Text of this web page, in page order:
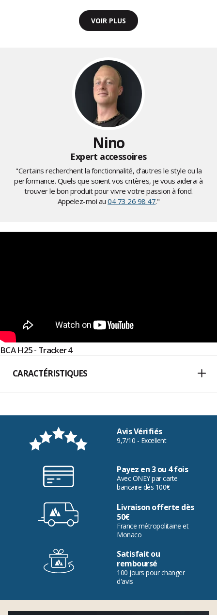
VOIR PLUS
Nino
Expert accessoires
"Certains recherchent la fonctionnalité, d’autres le style ou la
performance. Quels que soient vos critères, je vous aiderai à
trouver le bon produit pour vivre votre passion à fond.
Appelez-moi au04 73 26 98 47."
BCA H25 - Tracker 4
CARACTÉRISTIQUES
Avis Vérifiés
9,7/10 - Excellent
Payez en 3 ou 4 fois
Avec ONEY par carte
bancaire dès 100€
Livraison offerte dès
50€
France métropolitaine et
Monaco
Satisfait ou
remboursé
100 jours pour changer
d'avis